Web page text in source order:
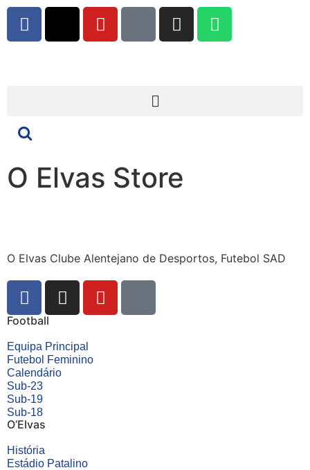
O Elvas Store
O Elvas Clube Alentejano de Desportos, Futebol SAD
Football
Equipa Principal
Futebol Feminino
Calendário
Sub-23
Sub-19
Sub-18
O’Elvas
História
Estádio Patalino